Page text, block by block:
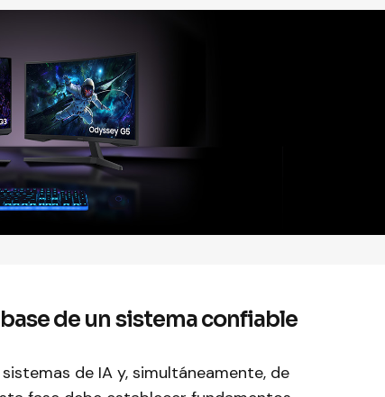
de un sistema confiable
de IA y, simultáneamente, de